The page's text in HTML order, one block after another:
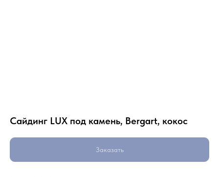
Сайдинг LUX под камень, Bergart, кокос
Заказать